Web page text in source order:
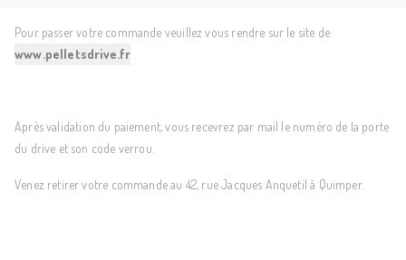
Pour passer votre commande veuillez vous rendre sur le site de
www.pelletsdrive.fr
Après validation du paiement, vous recevrez par mail le numéro de la porte
du drive et son code verrou.
Venez retirer votre commande au 42, rue Jacques Anquetil à Quimper.